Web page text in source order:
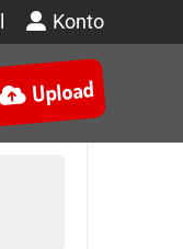
Konto
Upload